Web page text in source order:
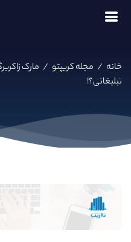
خانه / مجله کریپتو /
تبلیغاتی؟!